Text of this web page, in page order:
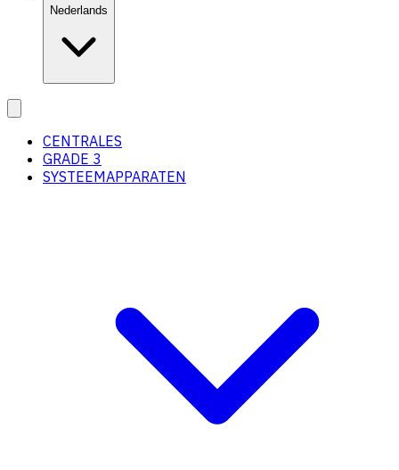
Nederlands
CENTRALES
GRADE 3
SYSTEEMAPPARATEN